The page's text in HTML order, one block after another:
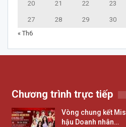
20 21 22 23
27 28 29 30
« Th6
Chương trình trực tiếp
Vòng chung kết
hậu Doanh nhân…